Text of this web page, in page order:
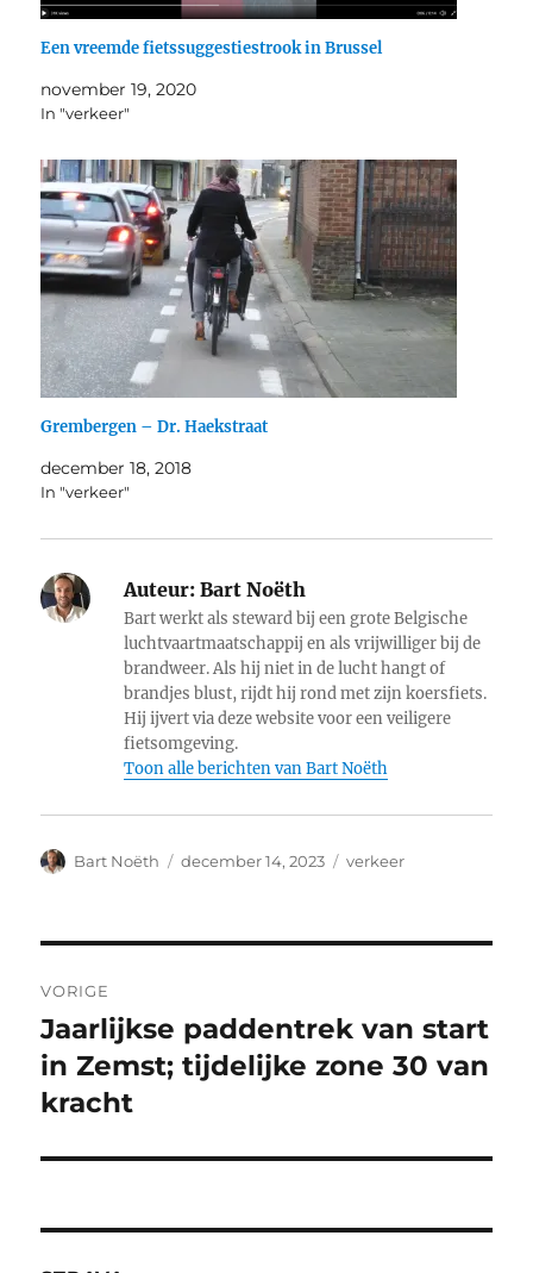
Een vreemde fietssuggestiestrook in Brussel
november 19, 2020
In "verkeer"
Grembergen – Dr. Haekstraat
december 18, 2018
In "verkeer"
Auteur: Bart Noëth
Bart werkt als steward bij een grote Belgische
luchtvaartmaatschappij en als vrijwilliger bij de
brandweer. Als hij niet in de lucht hangt of
brandjes blust, rijdt hij rond met zijn koersfiets.
Hij ijvert via deze website voor een veiligere
fietsomgeving.
Toon alle berichten van Bart Noëth
Auteur
Bart Noëth
Geplaatst
december 14, 2023 Categorieën
verkeer
navigatie
VORIGE
Vorig
bericht:
Jaarlijkse paddentrek van start
in Zemst; tijdelijke zone 30 van
kracht